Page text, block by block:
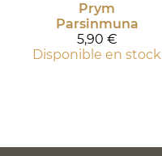
Prym
Parsinmuna
5,90 €
Disponible en stock